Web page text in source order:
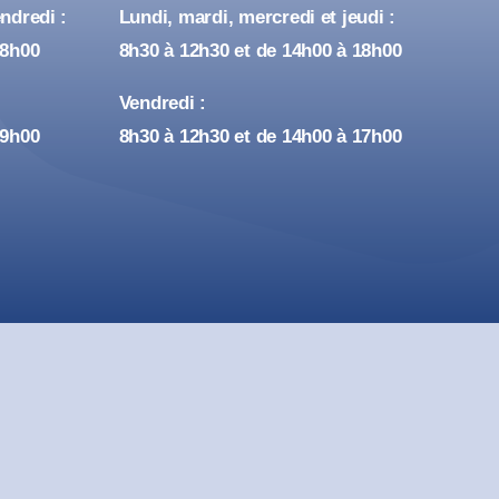
:
Lundi, mardi, mercredi et jeudi :
8h30 à 12h30 et de 14h00 à 18h00
Vendredi :
8h30 à 12h30 et de 14h00 à 17h00